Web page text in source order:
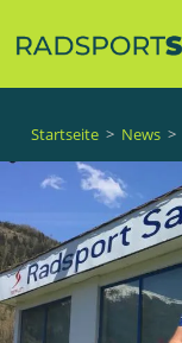
Startseite > News >